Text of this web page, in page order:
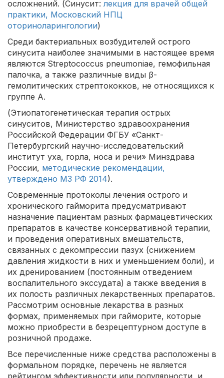
осложнений. (Синусит:лекция для врачей общей
практики, Московский НПЦ
оториноларингологии)
Среди бактериальных возбудителей острого
синусита наиболее значимыми в настоящее время
являются Streptococcus pneumoniae, гемофильная
палочка, а также различные виды β-
гемолитических стрептококков, не относящихся к
группе А.
(Этиопатогенетическая терапия острых
синуситов, Министерство здравоохранения
Российской Федерации ФГБУ «Санкт-
Петербургский научно-исследовательский
институт уха, горла, носа и речи» Минздрава
России, методические рекомендации,
утверждено МЗ РФ 2014).
Современные протоколы лечения острого и
хронического гайморита предусматривают
назначение пациентам разных фармацевтических
препаратов в качестве консервативной терапии,
и проведения оперативных вмешательств,
связанных с декомпрессии пазух (снижением
давления жидкости в них и уменьшением боли), и
их дренированием (постоянным отведением
воспалительного экссудата) а также введения в
их полость различных лекарственных препаратов.
Рассмотрим основные лекарства в разных
формах, применяемых при гайморите, которые
можно приобрести в безрецептурном доступе в
розничной продаже.
Все перечисленные ниже средства расположены в
формальном порядке, перечень не является
рейтингом эффективности или популярности, и